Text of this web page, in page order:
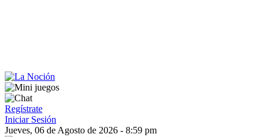
Regístrate
Iniciar Sesión
Jueves, 06 de Agosto de 2026 - 8:59 pm